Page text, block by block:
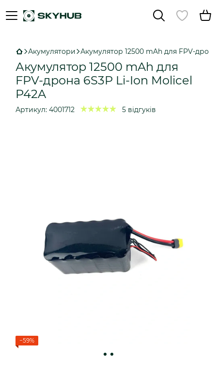
Акумулятори Акумулятор 12500 mAh для FPV-
Акумулятор 12500 mAh для
FPV-дрона 6S3P Li-Ion Molicel
P42A
Артикул: 4001712 5 відгуків
−59%